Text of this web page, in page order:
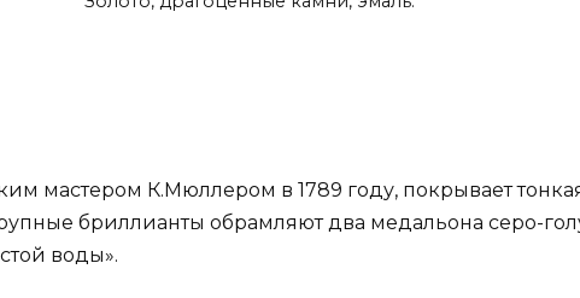
мастером К.Мюллером в 1789 году, покрывает
бриллианты обрамляют два медальона серо-
воды».